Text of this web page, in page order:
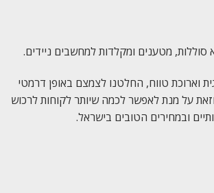
סוללות, מטענים ומקלדות למחשבים ניידים.
וארוכת טווח, החלטנו לצמצם באופן דרמטי
על מנת לאפשר לכמה שיותר לקוחות לרכוש
ובמחירים הטובים בישראל.